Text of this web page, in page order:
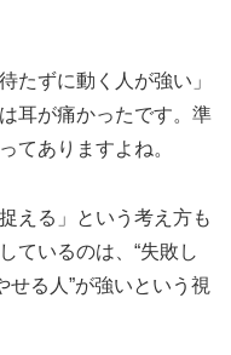
たずに動く人が強い」
耳が痛かったです。準
てありますよね。
える」という考え方も
ているのは、“失敗し
せる人”が強いという視